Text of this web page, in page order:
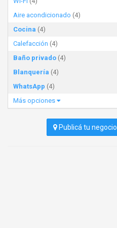
Aire acondicionado (4)
Cocina (4)
Calefacción (4)
Baño privado (4)
Blanquería (4)
WhatsApp (4)
Más opciones
Publicá tu negocio